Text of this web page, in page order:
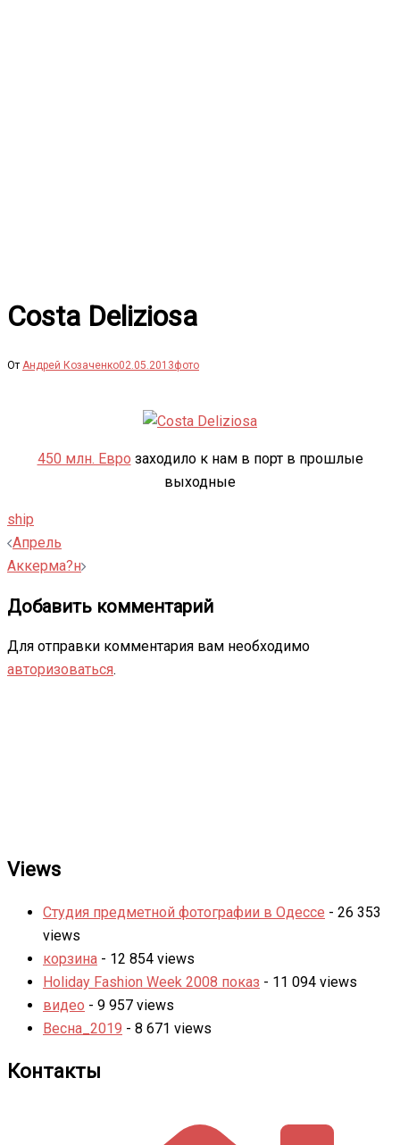
Costa Deliziosa
От Андрей Козаченко02.05.2013фото
450 млн. Евро заходило к нам в порт в прошлые
выходные
ship
Навигация
записи
Апрель
Аккерма?н
Добавить комментарий
Для отправки комментария вам необходимо
авторизоваться.
Views
Студия предметной фотографии в Одессе - 26 353
views
корзина - 12 854 views
Holiday Fashion Week 2008 показ - 11 094 views
видео - 9 957 views
Весна_2019 - 8 671 views
Контакты